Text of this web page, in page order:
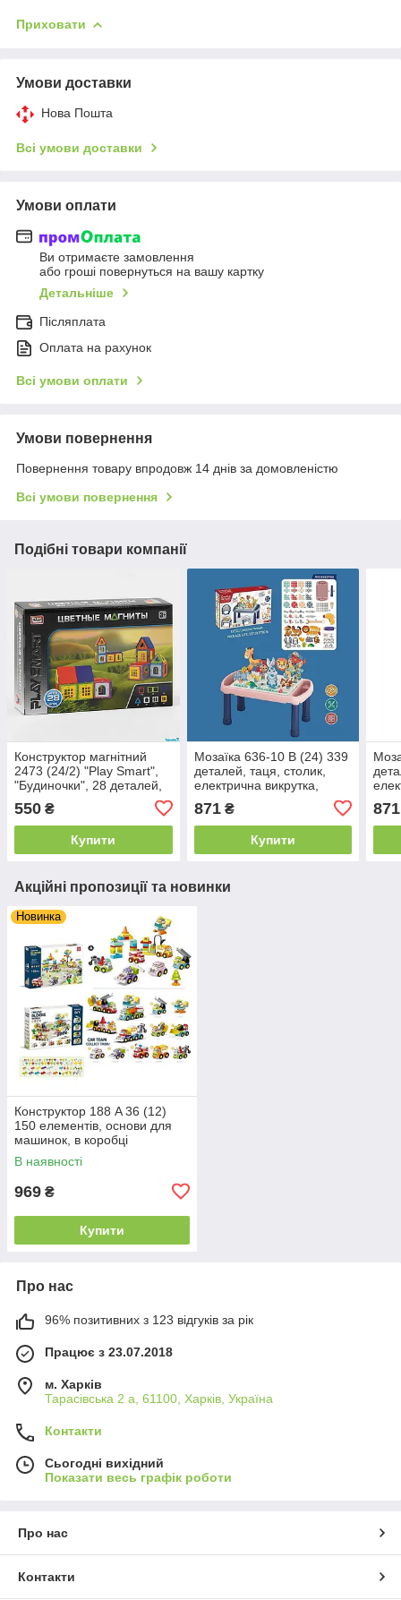
Приховати
Умови доставки
Нова Пошта
Всі умови доставки
Умови оплати
Ви отримаєте замовлення
або гроші повернуться на вашу картку
Детальніше
Післяплата
Оплата на рахунок
Всі умови оплати
Умови повернення
Повернення товару впродовж 14 днів за домовленістю
Всі умови повернення
Подібні товари компанії
Конструктор магнітний
2473 (24/2) "Play Smart",
"Будиночки", 28 деталей,
550 ₴
Купити
Мозаїка 636-10 B (24) 339
деталей, таця, столик,
електрична викрутка,
елементи, інструкція, в
коробці
871₴
Купити
871
Акційні пропозиції та новинки
Новинка
Конструктор 188 A 36 (12)
150 елементів, основи для
машинок, в коробці
В наявності
969 ₴
Купити
Про нас
96% позитивних з 123 відгуків за рік
Працює з 23.07.2018
м. Харків
Тарасівська 2 а, 61100, Харків, Україна
Контакти
Сьогодні вихідний
Показати весь графік роботи
Про нас
Контакти